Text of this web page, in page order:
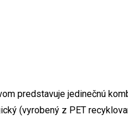
predstavuje jedinečnú
(vyrobený z PET